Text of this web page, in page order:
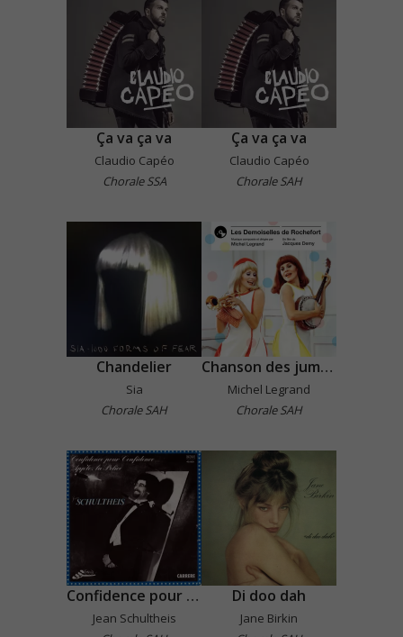
Ça va ça va
Claudio Capéo
Chorale SSA
Ça va ça va
Claudio Capéo
Chorale SAH
Chandelier
Sia
Chorale SAH
Chanson des jumelles
Michel Legrand
Chorale SAH
Confidence pour confidence
Jean Schultheis
Di doo dah
Jane Birkin